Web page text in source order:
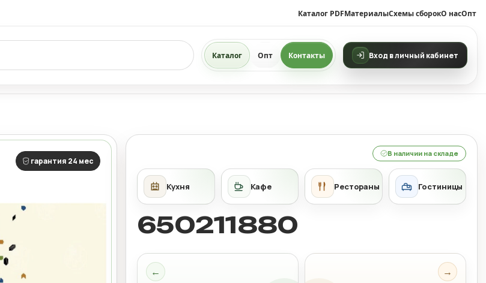
Каталог PDFМатериалыСхемы сборокО насОпт
Каталог Опт Контакты Вход в личный кабинет
гарантия 24 мес
В наличии на складе
650211880
← →